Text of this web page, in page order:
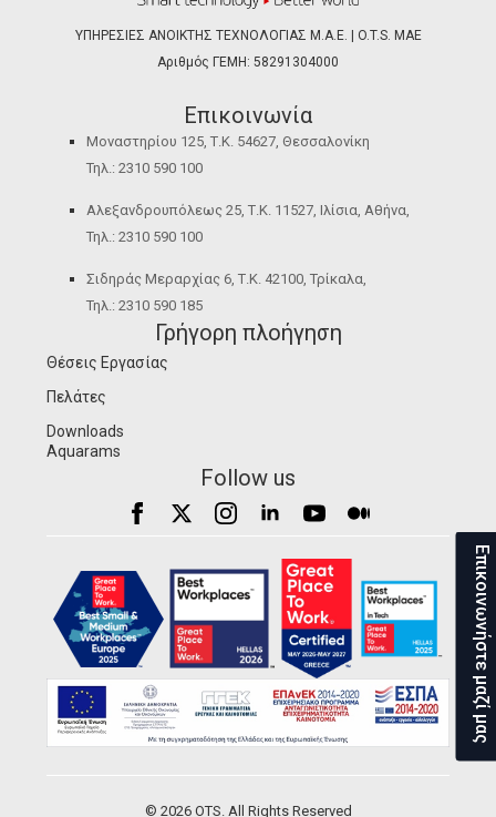
ΥΠΗΡΕΣΙΕΣ ΑΝΟΙΚΤΗΣ ΤΕΧΝΟΛΟΓΙΑΣ Μ.Α.Ε. | O.T.S. ΜΑΕ
Αριθμός ΓΕΜΗ: 58291304000
Επικοινωνία
Μοναστηρίου 125, Τ.Κ. 54627, Θεσσαλονίκη
Τηλ.: 2310 590 100
Αλεξανδρουπόλεως 25, Τ.Κ. 11527, Ιλίσια, Αθήνα,
Τηλ.: 2310 590 100
Σιδηράς Μεραρχίας 6, Τ.Κ. 42100, Τρίκαλα,
Τηλ.: 2310 590 185
Γρήγορη πλοήγηση
Θέσεις Εργασίας
Πελάτες
Downloads
Aquarams
Follow us
© 2026 OTS. All Rights Reserved
Επικοινωνήστε μαζί μας